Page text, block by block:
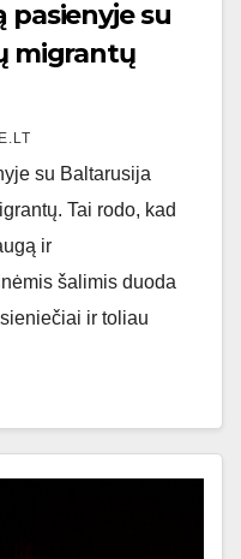
pasienyje su
migrantų
su Baltarusija
Tai rodo, kad
ir
šalimis duoda
ir toliau